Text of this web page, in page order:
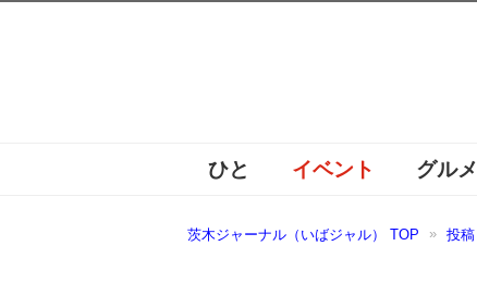
ひと イベント グルメ
茨木ジャーナル（いばジャル） TOP 投稿